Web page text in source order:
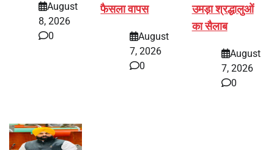
August
8, 2026
0
फैसला वापस
August
7, 2026
0
उमड़ा श्रद्धालुओं
का सैलाब
August
7, 2026
0